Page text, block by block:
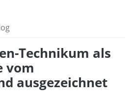
Technikum als
vom
ausgezeichnet